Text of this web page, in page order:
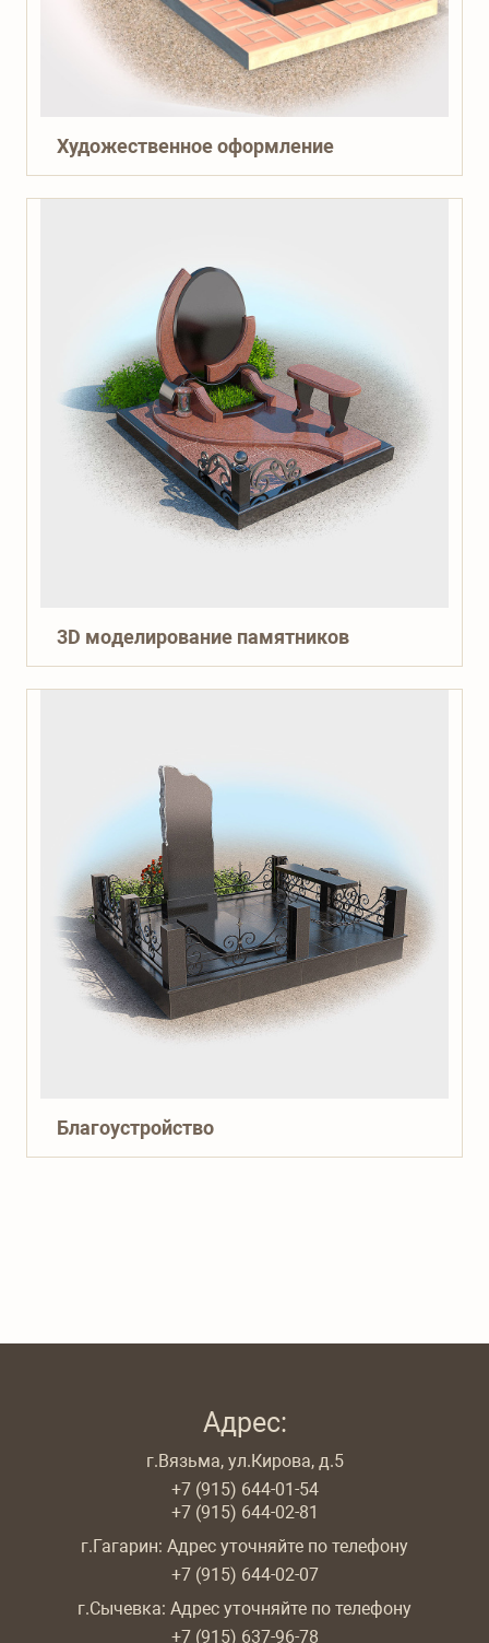
Художественное оформление
3D моделирование памятников
Благоустройство
Адрес:
г.Вязьма, ул.Кирова, д.5
+7 (915) 644-01-54
+7 (915) 644-02-81
г.Гагарин: Адрес уточняйте по телефону
+7 (915) 644-02-07
г.Сычевка: Адрес уточняйте по телефону
+7 (915) 637-96-78